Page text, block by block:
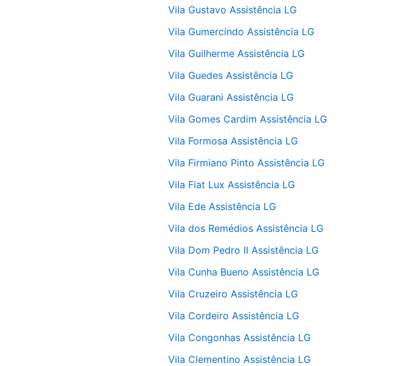
Vila Gustavo Assistência LG
Vila Gumercindo Assistência LG
Vila Guilherme Assistência LG
Vila Guedes Assistência LG
Vila Guarani Assistência LG
Vila Gomes Cardim Assistência LG
Vila Formosa Assistência LG
Vila Firmiano Pinto Assistência LG
Vila Fiat Lux Assistência LG
Vila Ede Assistência LG
Vila dos Remédios Assistência LG
Vila Dom Pedro II Assistência LG
Vila Cunha Bueno Assistência LG
Vila Cruzeiro Assistência LG
Vila Cordeiro Assistência LG
Vila Congonhas Assistência LG
Vila Clementino Assistência LG